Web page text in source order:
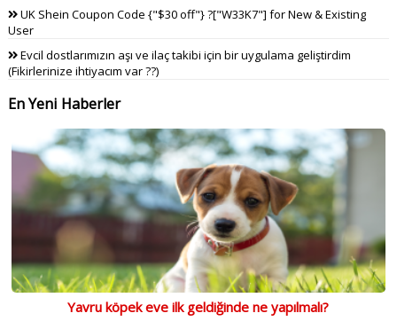
UK Shein Coupon Code {"$30 off"} ?["W33K7"] for New & Existing
User
Evcil dostlarımızın aşı ve ilaç takibi için bir uygulama geliştirdim
(Fikirlerinize ihtiyacım var ??)
En Yeni Haberler
Yavru köpek eve ilk geldiğinde ne yapılmalı?